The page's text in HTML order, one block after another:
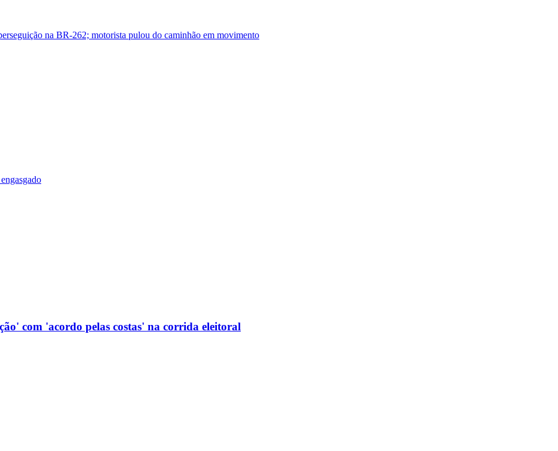
na BR-262; motorista pulou do caminhão em movimento
com 'acordo pelas costas' na corrida eleitoral